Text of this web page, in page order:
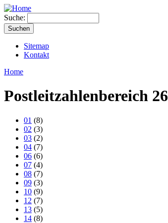
Suche:
Sitemap
Kontakt
Home
Postleitzahlenbereich 26
01 (8)
02 (3)
03 (2)
04 (7)
06 (6)
07 (4)
08 (7)
09 (3)
10 (9)
12 (7)
13 (5)
14 (8)